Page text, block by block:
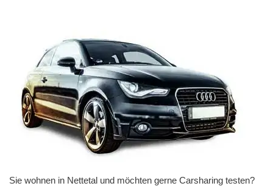
Sie wohnen in Nettetal und möchten gerne Carsharing testen?